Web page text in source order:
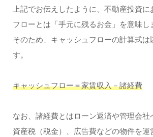
上記でお伝えしたように、不動産投資に
フローとは「手元に残るお金」を意味し
そのため、キャッシュフローの計算式は
す。
キャッシュフロー＝家賃収入－諸経費
なお、諸経費とはローン返済や管理会社
資産税（税金）、広告費などの物件を運